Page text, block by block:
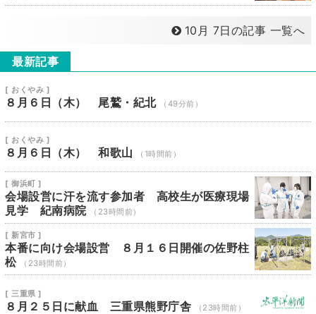
10月 7日の記事 一覧へ
最新記事
[ おくやみ ]
８月６日（木） 尾鷲・紀北 （49分前）
[ おくやみ ]
８月６日（木） 和歌山 （1時間前）
[ 御浜町 ]
会場設営に汗を流す参加者 高校生が医療現場
見学 紀南病院
（23時間前）
[ 新宮市 ]
本番に向け会場設営 ８月１６日開催の佐野柱
松
（23時間前）
[ 三重県 ]
８月２５日に献血 三重県熊野庁舎 （23時間前）